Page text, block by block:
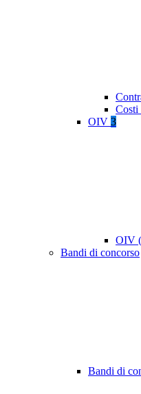
Costi
OIV 3
OIV
Bandi di concorso
Bandi di